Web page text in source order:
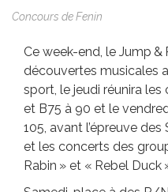
Concours de Fenin
Ce week-end, le Jump
découvertes musicales
sport, le jeudi réunira
et B75 à 90 et le
105, avant l’épreuve
et les concerts des
Rabin » et « Rebel Duck